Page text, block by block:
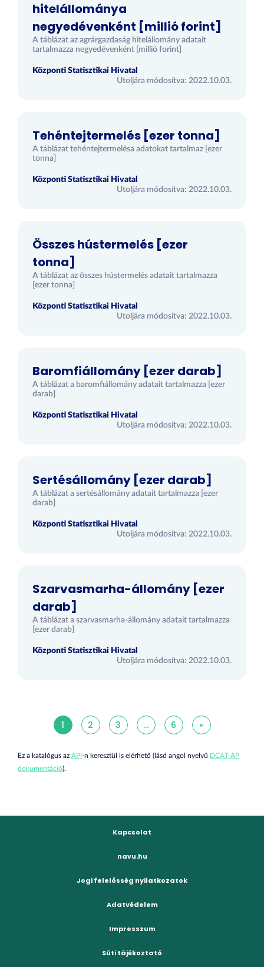
hitelállománya
negyedévenként [millió forint]
A táblázat az agrárgazdaság hitelállomány adatait
tartalmazza negyedévenként [millió forint]
Központi Statisztikai Hivatal
Utoljára módosítva: 2022.10.03.
Tehéntejtermelés [ezer tonna]
A táblázat tehéntejtermelésa adatokat tartalmaz [ezer
tonna]
Központi Statisztikai Hivatal
Utoljára módosítva: 2022.10.03.
Összes hústermelés [ezer
tonna]
A táblázat az összes hústermelés adatait tartalmazza
[ezer tonna]
Központi Statisztikai Hivatal
Utoljára módosítva: 2022.10.03.
Baromfiállomány [ezer darab]
A táblázat a baromfiállomány adatait tartalmazza [ezer
darab]
Központi Statisztikai Hivatal
Utoljára módosítva: 2022.10.03.
Sertésállomány [ezer darab]
A táblázat a sertésállomány adatait tartalmazza [ezer
darab]
Központi Statisztikai Hivatal
Utoljára módosítva: 2022.10.03.
Szarvasmarha-állomány [ezer
darab]
A táblázat a szarvasmarha-állomány adatait tartalmazza
[ezer darab]
Központi Statisztikai Hivatal
Utoljára módosítva: 2022.10.03.
1 2 3 ... 6 »
Ez a katalógus az API-n keresztül is elérhető (lásd angol nyelvű DCAT-AP
dokumentáció).
Kapcsolat
navu.hu
Jogi felelősség nyilatkozatok
Adatvédelem
Impresszum
Süti tájékoztató